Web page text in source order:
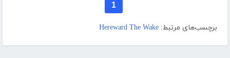
1
برچسب‌های مرتبط: Hereward The Wake